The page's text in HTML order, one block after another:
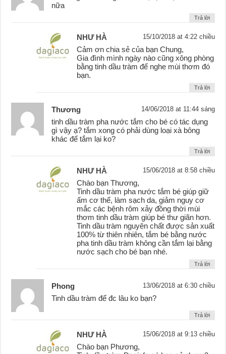
nữa
Trả lời
NHƯ HÀ 15/10/2018 at 4:22 chiều
Cảm ơn chia sẻ của bạn Chung,
Gia đình mình ngày nào cũng xông phòng
bằng tinh dầu tràm để nghe mùi thơm đó
bạn.
Trả lời
Thương 14/06/2018 at 11:44 sáng
tinh dầu tràm pha nước tắm cho bé có tác dụng
gì vậy ạ? tắm xong có phải dùng loại xà bông
khác để tắm lại ko?
Trả lời
NHƯ HÀ 15/06/2018 at 8:58 chiều
Chào bạn Thương,
Tinh dầu tràm pha nước tắm bé giúp giữ
ấm cơ thể, làm sạch da, giảm nguy cơ
mắc các bệnh rôm xảy đồng thời mùi
thơm tinh dầu tràm giúp bé thư giãn hơn.
Tinh dầu tràm nguyên chất được sản xuất
100% từ thiên nhiên, tắm bé bằng nước
pha tinh dầu tràm không cần tắm lại bằng
nước sạch cho bé bạn nhé.
Trả lời
Phong 13/06/2018 at 6:30 chiều
Tinh dầu tràm để đc lâu ko bạn?
Trả lời
NHƯ HÀ 15/06/2018 at 9:13 chiều
Chào bạn Phương,